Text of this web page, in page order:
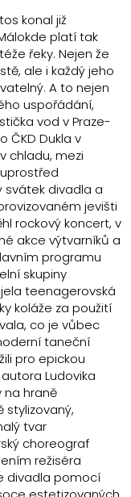
konal již
platí tak
řeky. Nejen že
ale i každý jeho
A to nejen
uspořádání,
vod v Praze-
ČKD Dukla v
chladu, mezi
svátek divadla a
jevišti
rockový koncert, v
akce výtvarníků a
programu
skupiny
teenagerovská
koláže za použití
co je vůbec
taneční
pro epickou
Ludovika
na hraně
stylizovaný,
tvar
choreograf
režiséra
divadla pomocí